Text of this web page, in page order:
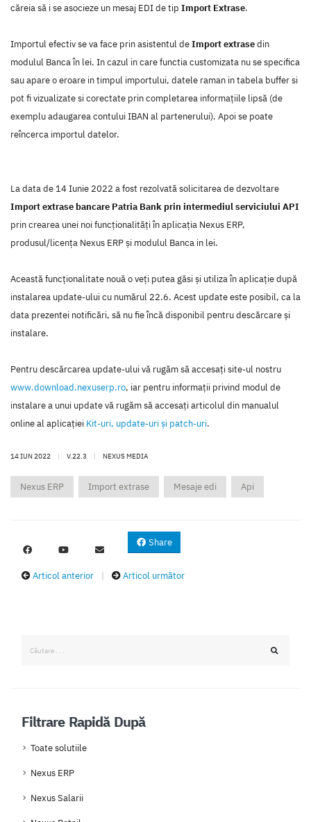
căreia să i se asocieze un mesaj EDI de tip Import Extrase.
Importul efectiv se va face prin asistentul deImport extrasedin
modulul Banca în lei. In cazul in care functia customizata nu se specifica
sau apare o eroare in timpul importului, datele raman in tabela buffer si
pot fi vizualizate si corectate prin completarea informațiile lipsă (de
exemplu adaugarea contului IBAN al partenerului). Apoi se poate
reîncerca importul datelor.
La data de 14 Iunie 2022 a fost rezolvată solicitarea de dezvoltare
Import extrase bancare Patria Bank prin intermediul serviciului API
prin crearea unei noi funcţionalităţi în aplicaţia Nexus ERP,
produsul/licenţa Nexus ERP şi modulul Banca in lei.
Această funcţionalitate nouă o veţi putea găsi şi utiliza în aplicaţie după
instalarea update-ului cu numărul 22.6. Acest update este posibil, ca la
data prezentei notificări, să nu fie încă disponibil pentru descărcare şi
instalare.
Pentru descărcarea update-ului vă rugăm să accesaţi site-ul nostru
www.download.nexuserp.ro, iar pentru informaţii privind modul de
instalare a unui update vă rugăm să accesaţi articolul din manualul
online al aplicaţiei Kit-uri, update-uri şi patch-uri.
14 IUN 2022 | V.22.3 | NEXUS MEDIA
Nexus ERP Import extrase Mesaje edi Api
Share
Articol anterior | Articol următor
Filtrare Rapidă După
Toate solutiile
Nexus ERP
Nexus Salarii